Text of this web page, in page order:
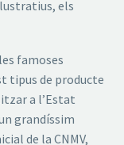
els
famoses
tipus de producte
a l’Estat
grandíssim
de la CNMV,